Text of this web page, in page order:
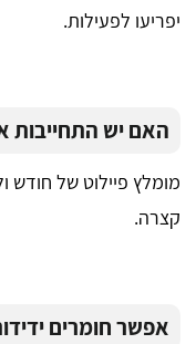
יפריעו לפעילות.
האם יש התחייבות
מומלץ פיילוט של חודש
קצרה.
אפשר חומרים